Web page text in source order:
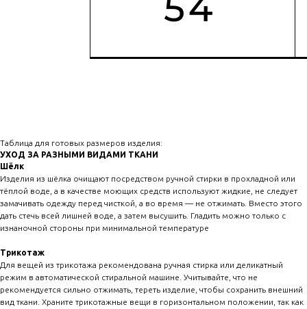
Таблица для готовых размеров изделия:
УХОД ЗА РАЗНЫМИ ВИДАМИ ТКАНИ
Шёлк
Изделия из шёлка очищают посредством ручной стирки в прохладной или
тёплой воде, а в качестве моющих средств используют жидкие, не следует
замачивать одежду перед чисткой, а во время — не отжимать. Вместо этого
дать стечь всей лишней воде, а затем высушить. Гладить можно только с
изнаночной стороны при минимальной температуре
Трикотаж
Для вещей из трикотажа рекомендована ручная стирка или деликатный
режим в автоматической стиральной машине. Учитывайте, что не
рекомендуется сильно отжимать, тереть изделие, чтобы сохранить внешний
вид ткани. Храните трикотажные вещи в горизонтальном положении, так как